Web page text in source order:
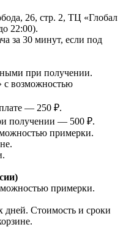
26, стр. 2, ТЦ «Глобал
22:00).
за 30 минут, если под
при получении.
с возможностью
— 250 ₽.
получении — 500 ₽.
примерки.
примерки.
дней. Стоимость и сроки